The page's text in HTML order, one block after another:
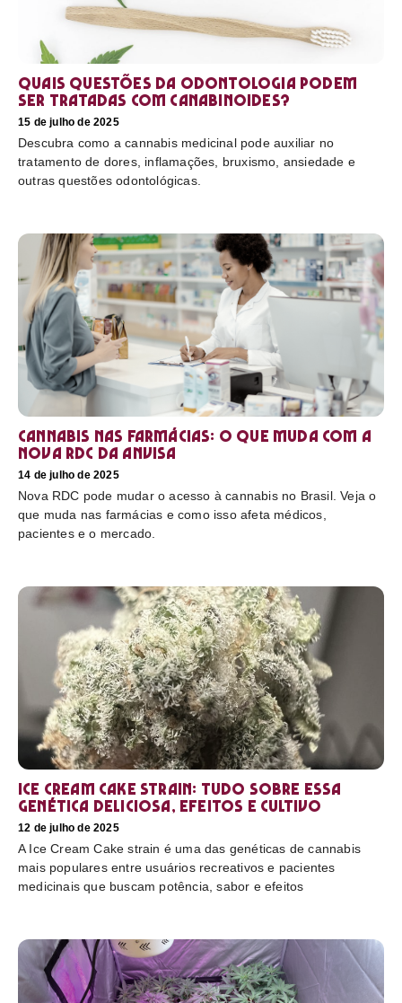
Quais questões da odontologia podem
ser tratadas com canabinoides?
15 de julho de 2025
Descubra como a cannabis medicinal pode auxiliar no
tratamento de dores, inflamações, bruxismo, ansiedade e
outras questões odontológicas.
Cannabis nas farmácias: o que muda com a
nova RDC da Anvisa
14 de julho de 2025
Nova RDC pode mudar o acesso à cannabis no Brasil. Veja o
que muda nas farmácias e como isso afeta médicos,
pacientes e o mercado.
Ice Cream Cake Strain: tudo sobre essa
genética deliciosa, efeitos e cultivo
12 de julho de 2025
A Ice Cream Cake strain é uma das genéticas de cannabis
mais populares entre usuários recreativos e pacientes
medicinais que buscam potência, sabor e efeitos